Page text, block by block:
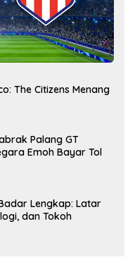
The Citizens Menang
Palang GT
Emoh Bayar Tol
Lengkap: Latar
dan Tokoh